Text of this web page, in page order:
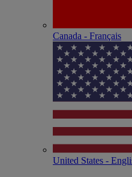
Canada - Français
United States -